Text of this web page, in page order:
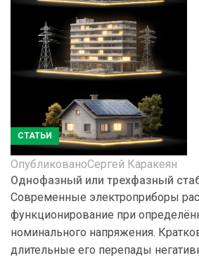
СТАТЬИ
ОпубликованоСергей Каракеян
Однофазный или трехфазный
Cовременные электроприборы
функционирование при
номинального напряжения.
длительные его перепады